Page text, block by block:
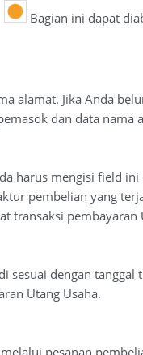
Bagian ini dapat
alamat. Jika Anda
dan data
harus mengisi field
pembelian yang
transaksi pembayaran
dengan tanggal
Utang Usaha.
pesanan